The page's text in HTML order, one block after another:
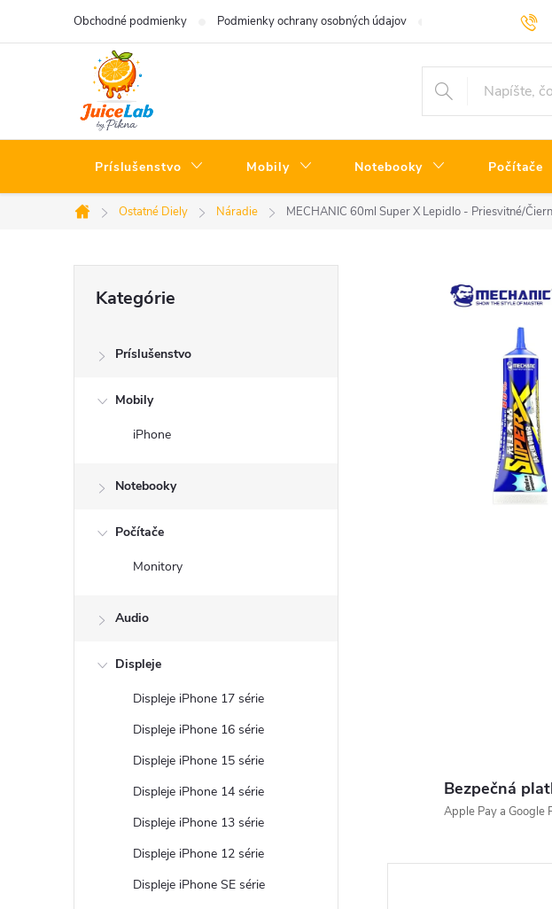
Obchodné podmienky Podmienky ochrany osobných údajov Servisné podmienky
Príslušenstvo Mobily Notebooky Počítače
Domov
Ostatné Diely Náradie MECHANIC 60ml Super X Lepidlo - Priesvitné/
kategórie
Kategórie
Príslušenstvo
Mobily
iPhone
Notebooky
Počítače
Monitory
Audio
Displeje
Displeje iPhone 17 série
Displeje iPhone 16 série
Displeje iPhone 15 série
Displeje iPhone 14 série
Displeje iPhone 13 série
Displeje iPhone 12 série
Displeje iPhone SE série
Bezpečná
Apple Pay a Google